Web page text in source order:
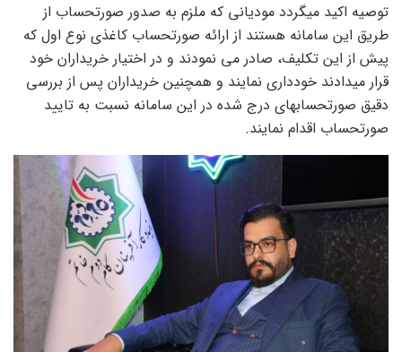
توصیه اکید میگردد مودیانی که ملزم به صدور صورتحساب از
طریق این سامانه هستند از ارائه صورتحساب کاغذی نوع اول که
پیش از این تکلیف، صادر می نمودند و در اختیار خریداران خود
قرار میدادند خودداری نمایند و همچنین خریداران پس از بررسی
دقیق صورتحسابهای درج شده در این سامانه نسبت به تایید
صورتحساب اقدام نمایند.